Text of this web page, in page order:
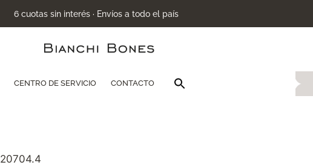
6 cuotas sin interés · Envíos a todo el país
CENTRO DE SERVICIO CONTACTO